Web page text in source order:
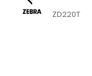
ZD220T